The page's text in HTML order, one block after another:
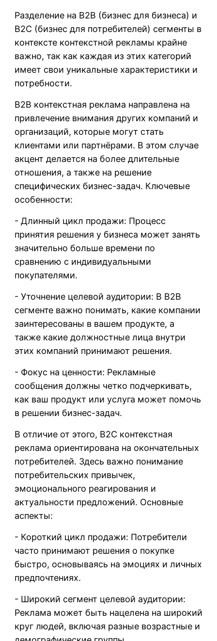
Разделение на B2B (бизнес для бизнеса) и
B2C (бизнес для потребителей) сегменты в
контексте контекстной рекламы крайне
важно, так как каждая из этих категорий
имеет свои уникальные характеристики и
потребности.
B2B контекстная реклама направлена на
привлечение внимания других компаний и
организаций, которые могут стать
клиентами или партнёрами. В этом случае
акцент делается на более длительные
отношения, а также на решение
специфических бизнес-задач. Ключевые
особенности:
- Длинный цикл продажи: Процесс
принятия решения у бизнеса может занять
значительно больше времени по
сравнению с индивидуальными
покупателями.
- Уточнение целевой аудитории: В B2B
сегменте важно понимать, какие компании
заинтересованы в вашем продукте, а
также какие должностные лица внутри
этих компаний принимают решения.
- Фокус на ценности: Рекламные
сообщения должны четко подчеркивать,
как ваш продукт или услуга может помочь
в решении бизнес-задач.
В отличие от этого, B2C контекстная
реклама ориентирована на окончательных
потребителей. Здесь важно понимание
потребительских привычек,
эмоционального реагирования и
актуальности предложений. Основные
аспекты:
- Короткий цикл продажи: Потребители
часто принимают решения о покупке
быстро, основываясь на эмоциях и личных
предпочтениях.
- Широкий сегмент целевой аудитории:
Реклама может быть нацелена на широкий
круг людей, включая разные возрастные и